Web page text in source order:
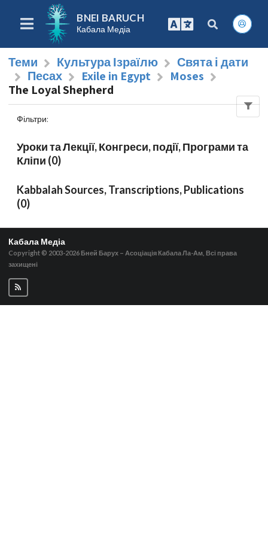
BNEI BARUCH
Кабала Медіа
Теми Культура Ізраїлю
Свята і дати
Песах
Exile in Egypt
Moses
The Loyal Shepherd
Фільтри:
Уроки та Лекції, Конгреси, події, Програми та
Кліпи (0)
Kabbalah Sources, Transcriptions, Publications
(0)
Кабала Медіа
Copyright © 2003-2026 Бней Барух – Асоціація Кабала Ла-Ам, Всі права
захищені